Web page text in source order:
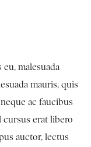
malesuada
mauris, quis
ac faucibus
cursus erat libero
auctor, lectus